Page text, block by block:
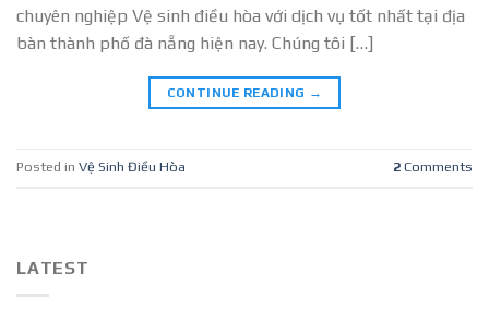
chuyên nghiệp Vệ sinh điều hòa với dịch vụ tốt nhất tại địa
bàn thành phố đà nẵng hiện nay. Chúng tôi […]
CONTINUE READING →
Posted in Vệ Sinh Điều Hòa 2 Comments
LATEST